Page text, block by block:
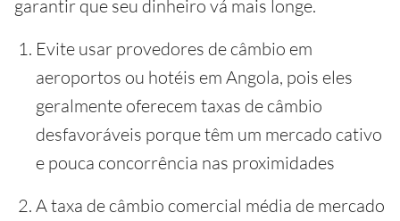
garantir que seu dinheiro vá mais longe.
Evite usar provedores de câmbio em
aeroportos ou hotéis em Angola, pois eles
geralmente oferecem taxas de câmbio
desfavoráveis porque têm um mercado cativo
e pouca concorrência nas proximidades
A taxa de câmbio comercial média de mercado